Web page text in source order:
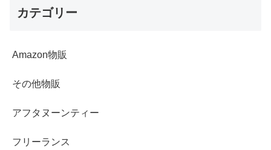
カテゴリー
Amazon物販
その他物販
アフタヌーンティー
フリーランス